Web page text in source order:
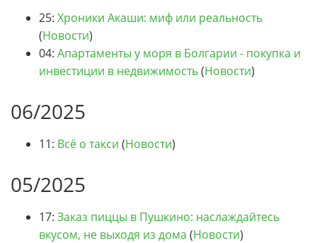
25: Хроники Акаши: миф или реальность
(Новости)
04: Апартаменты у моря в Болгарии - покупка и
инвестиции в недвижимость(Новости)
06/2025
11: Всё о такси (Новости)
05/2025
17: Заказ пиццы в Пушкино: наслаждайтесь
вкусом, не выходя из дома (Новости)